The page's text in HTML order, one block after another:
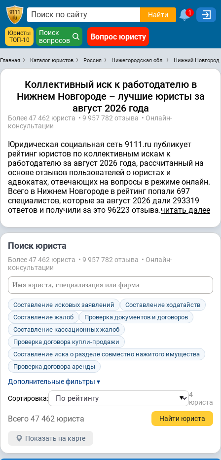
Найти 1
Юристы
ТОП-10
Поиск
вопросов
Вопрос юристу
Главная Каталог юристов Россия Нижегородская обл. Нижний Новгород
Коллективный иск к работодателю в
Нижнем Новгороде – лучшие юристы за
август 2026 года
Более 47 462 юристa • 9 957 782 отзывa • Онлайн-
консультации
Юридическая социальная сеть 9111.ru публикует
рейтинг юристов по коллективным искам к
работодателю за август 2026 года, рассчитанный на
основе отзывов пользователей о юристах и
адвокатах, отвечающих на вопросы в режиме онлайн.
Всего в Нижнем Новгороде в рейтинг попали 697
специалистов, которые за август 2026 дали 293319
ответов и получили за это 96223 отзывa.читать далее
Поиск юриста
Более 47 462 юристa • 9 957 782 отзывa • Онлайн-
консультации
Составление исковых заявлений
Составление ходатайств
Составление жалоб
Проверка документов и договоров
Составление кассационных жалоб
Проверка договора купли-продажи
Составление иска о разделе совместно нажитого имущества
Проверка договора аренды
Дополнительные фильтры ▾
Сортировка:
4
юристa
Всего 47 462 юристa
Показать на карте